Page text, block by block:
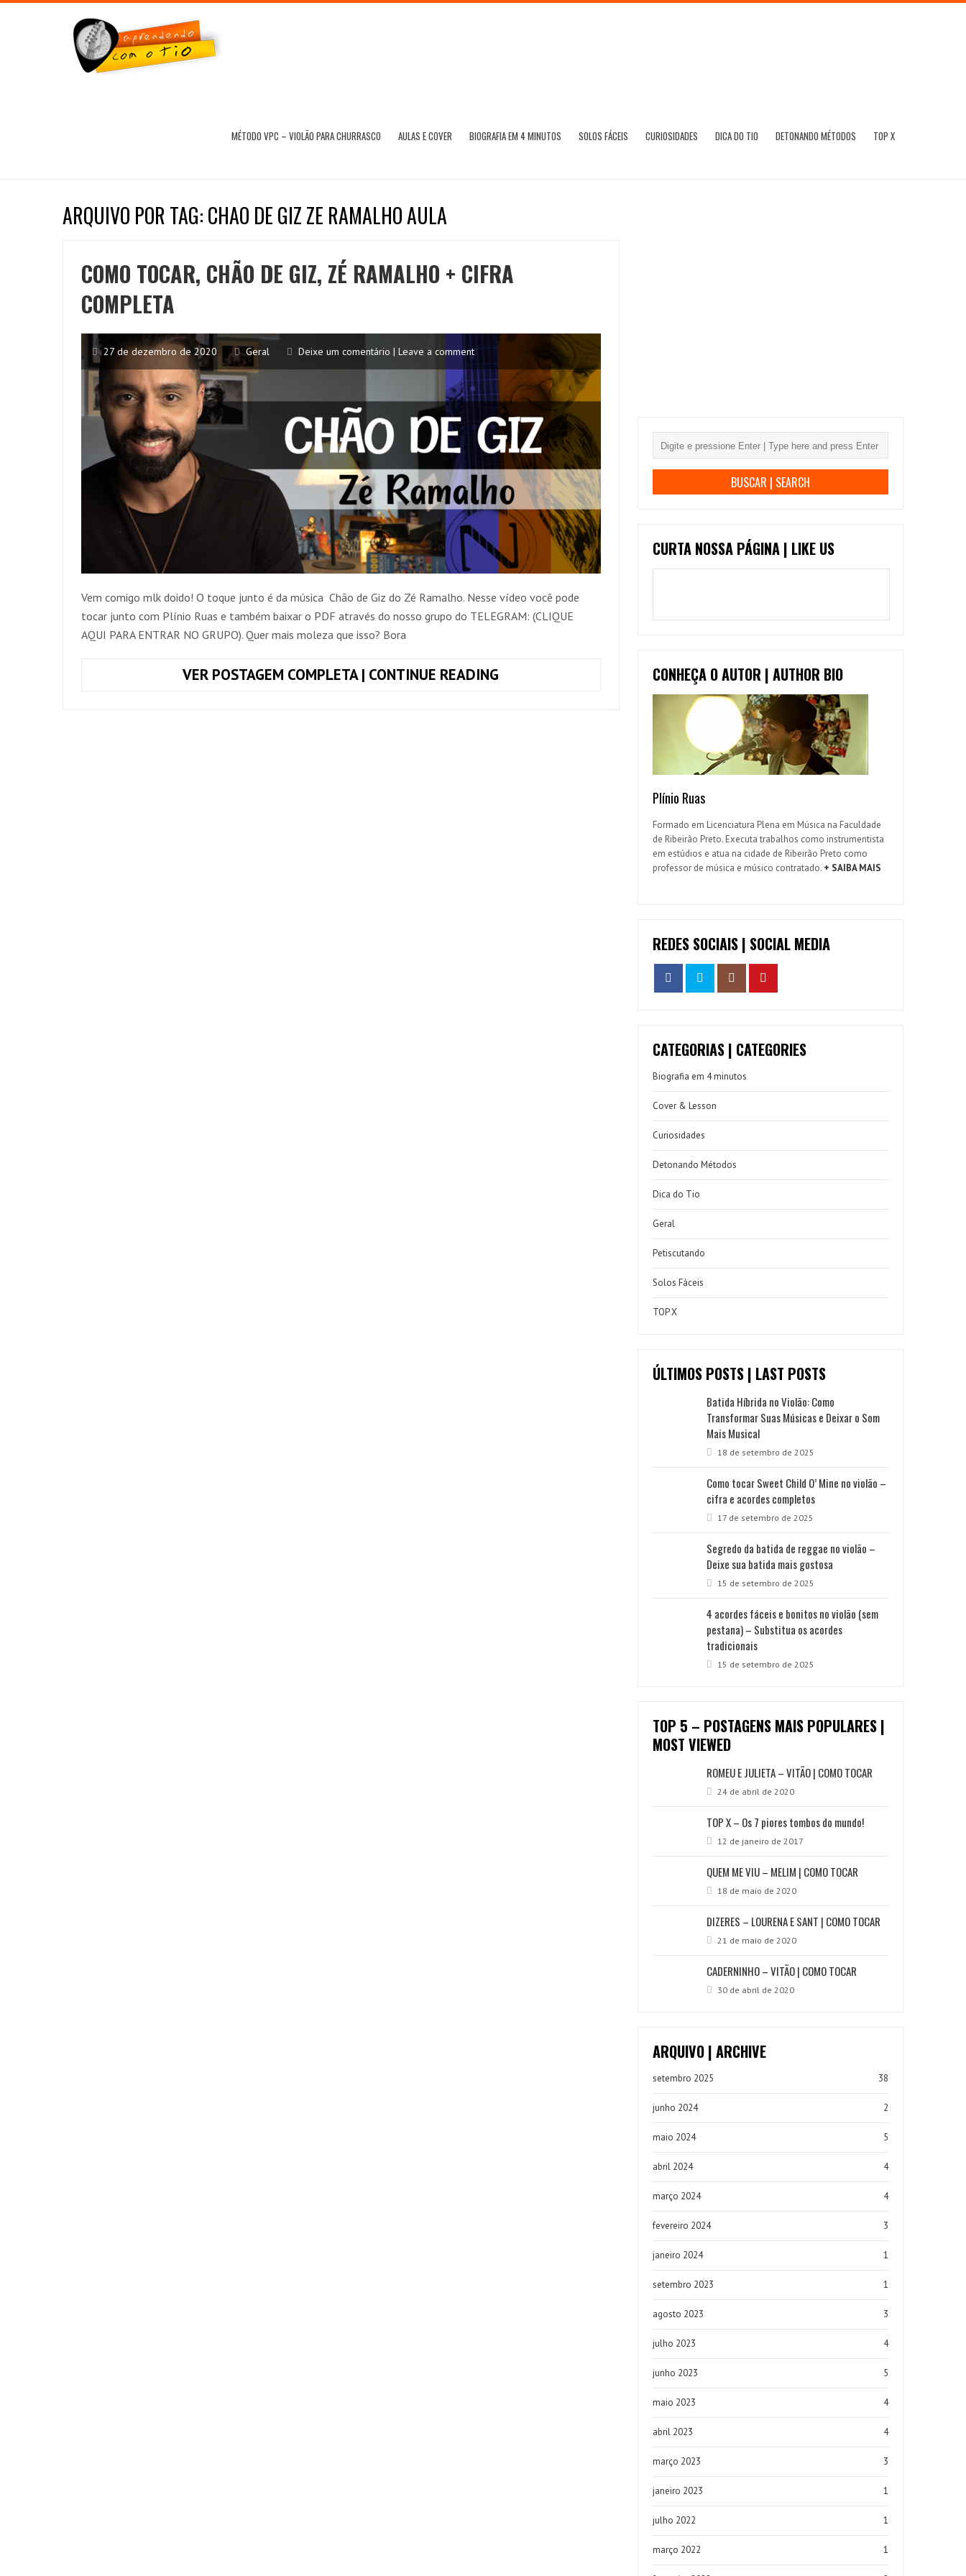
MÉTODO VPC – VIOLÃO PARA CHURRASCO AULAS E COVER BIOGRAFIA EM 4 MINUTOS SOLOS FÁCEIS CURIOSIDADES DICA DO TIO DETONANDO MÉTODOS TOP X
ARQUIVO POR TAG: CHAO DE GIZ ZE RAMALHO AULA
COMO TOCAR, CHÃO DE GIZ, ZÉ RAMALHO + CIFRA
COMPLETA
27 de dezembro de 2020 Geral Deixe um comentário | Leave a comment
Vem comigo mlk doido! O toque junto é da música Chão de Giz do Zé Ramalho. Nesse vídeo você pode
tocar junto com Plínio Ruas e também baixar o PDF através do nosso grupo do TELEGRAM: (CLIQUE
AQUI PARA ENTRAR NO GRUPO). Quer mais moleza que isso? Bora
VER POSTAGEM COMPLETA | CONTINUE READING
CURTA NOSSA PÁGINA | LIKE US
CONHEÇA O AUTOR | AUTHOR BIO
Plínio Ruas
Formado em Licenciatura Plena em Música na Faculdade
de Ribeirão Preto. Executa trabalhos como instrumentista
em estúdios e atua na cidade de Ribeirão Preto como
professor de música e músico contratado. + SAIBA MAIS
REDES SOCIAIS | SOCIAL MEDIA
CATEGORIAS | CATEGORIES
Biografia em 4 minutos
Cover & Lesson
Curiosidades
Detonando Métodos
Dica do Tio
Geral
Petiscutando
Solos Fáceis
TOP X
ÚLTIMOS POSTS | LAST POSTS
Batida Híbrida no Violão: Como
Transformar Suas Músicas e Deixar o Som
Mais Musical
18 de setembro de 2025
Como tocar Sweet Child O’ Mine no violão –
cifra e acordes completos
17 de setembro de 2025
Segredo da batida de reggae no violão –
Deixe sua batida mais gostosa
15 de setembro de 2025
4 acordes fáceis e bonitos no violão (sem
pestana) – Substitua os acordes
tradicionais
15 de setembro de 2025
TOP 5 – POSTAGENS MAIS POPULARES |
MOST VIEWED
ROMEU E JULIETA – VITÃO | COMO TOCAR
24 de abril de 2020
TOP X – Os 7 piores tombos do mundo!
12 de janeiro de 2017
QUEM ME VIU – MELIM | COMO TOCAR
18 de maio de 2020
DIZERES – LOURENA E SANT | COMO TOCAR
21 de maio de 2020
CADERNINHO – VITÃO | COMO TOCAR
30 de abril de 2020
ARQUIVO | ARCHIVE
setembro 2025 38
junho 2024 2
maio 2024 5
abril 2024 4
março 2024 4
fevereiro 2024 3
janeiro 2024 1
setembro 2023 1
agosto 2023 3
julho 2023 4
junho 2023 5
maio 2023 4
abril 2023 4
março 2023 3
janeiro 2023 1
julho 2022 1
março 2022 1